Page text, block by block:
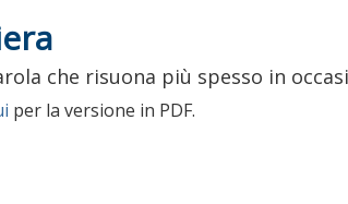
che risuona più spesso in
per la versione in PDF.